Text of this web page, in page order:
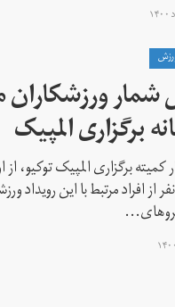
ورزشکاران
برگزاری المپیک
برگزاری المپیک توکیو،
مجموع ۵۵ نفر از افراد مرتبط با این